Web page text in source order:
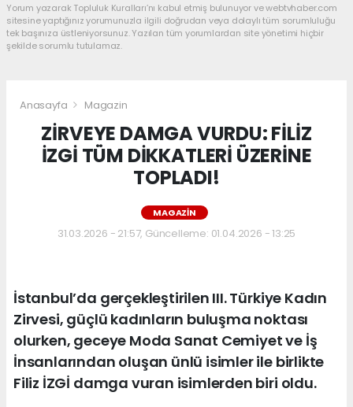
Yorum yazarak Topluluk Kuralları’nı kabul etmiş bulunuyor ve webtvhaber.com
sitesine yaptığınız yorumunuzla ilgili doğrudan veya dolaylı tüm sorumluluğu
tek başınıza üstleniyorsunuz. Yazılan tüm yorumlardan site yönetimi hiçbir
şekilde sorumlu tutulamaz.
Anasayfa Magazin
ZİRVEYE DAMGA VURDU: FİLİZ
İZGİ TÜM DİKKATLERİ ÜZERİNE
TOPLADI!
MAGAZIN
31.03.2026 - 21:57, Güncelleme: 01.04.2026 - 13:25
İstanbul’da gerçekleştirilen III. Türkiye Kadın
Zirvesi, güçlü kadınların buluşma noktası
olurken, geceye Moda Sanat Cemiyet ve İş
İnsanlarından oluşan ünlü isimler ile birlikte
Filiz İZGİ damga vuran isimlerden biri oldu.